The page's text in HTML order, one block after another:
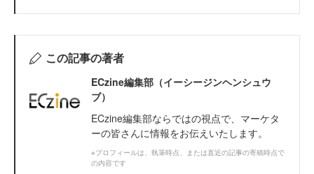
この記事の著者
ECzine編集部（イーシージンヘンシュウ
ブ）
ECzine編集部ならではの視点で、マーケタ
ーの皆さんに情報をお伝えいたします。
※プロフィールは、執筆時点、または直近の記事の寄稿時点で
の内容です